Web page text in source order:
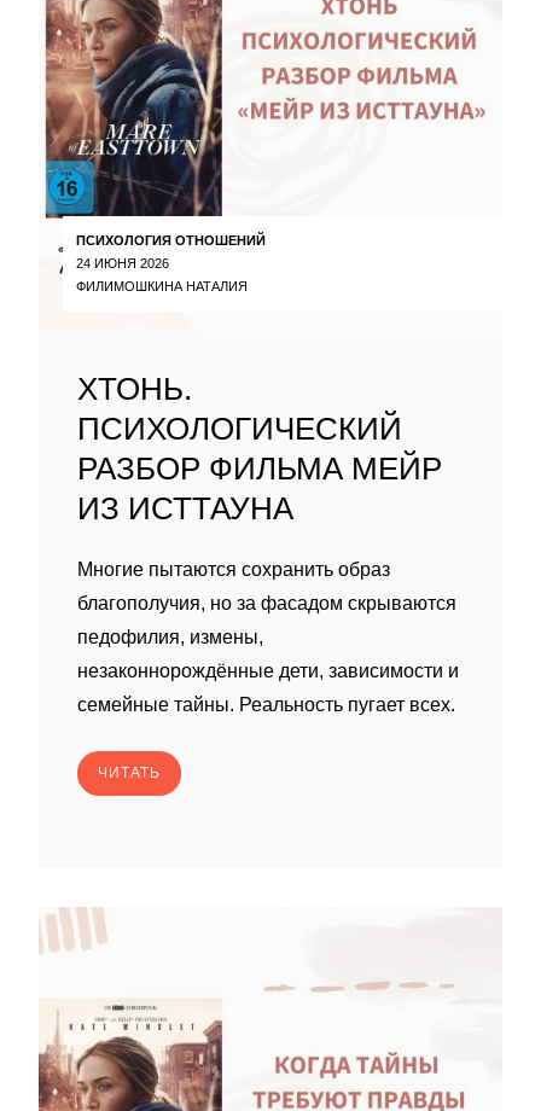
ПСИХОЛОГИЯ ОТНОШЕНИЙ
24 ИЮНЯ 2026
ФИЛИМОШКИНА НАТАЛИЯ
ХТОНЬ.
ПСИХОЛОГИЧЕСКИЙ
РАЗБОР ФИЛЬМА МЕЙР
ИЗ ИСТТАУНА
Многие пытаются сохранить образ
благополучия, но за фасадом скрываются
педофилия, измены,
незаконнорождённые дети, зависимости и
семейные тайны. Реальность пугает всех.
ЧИТАТЬ